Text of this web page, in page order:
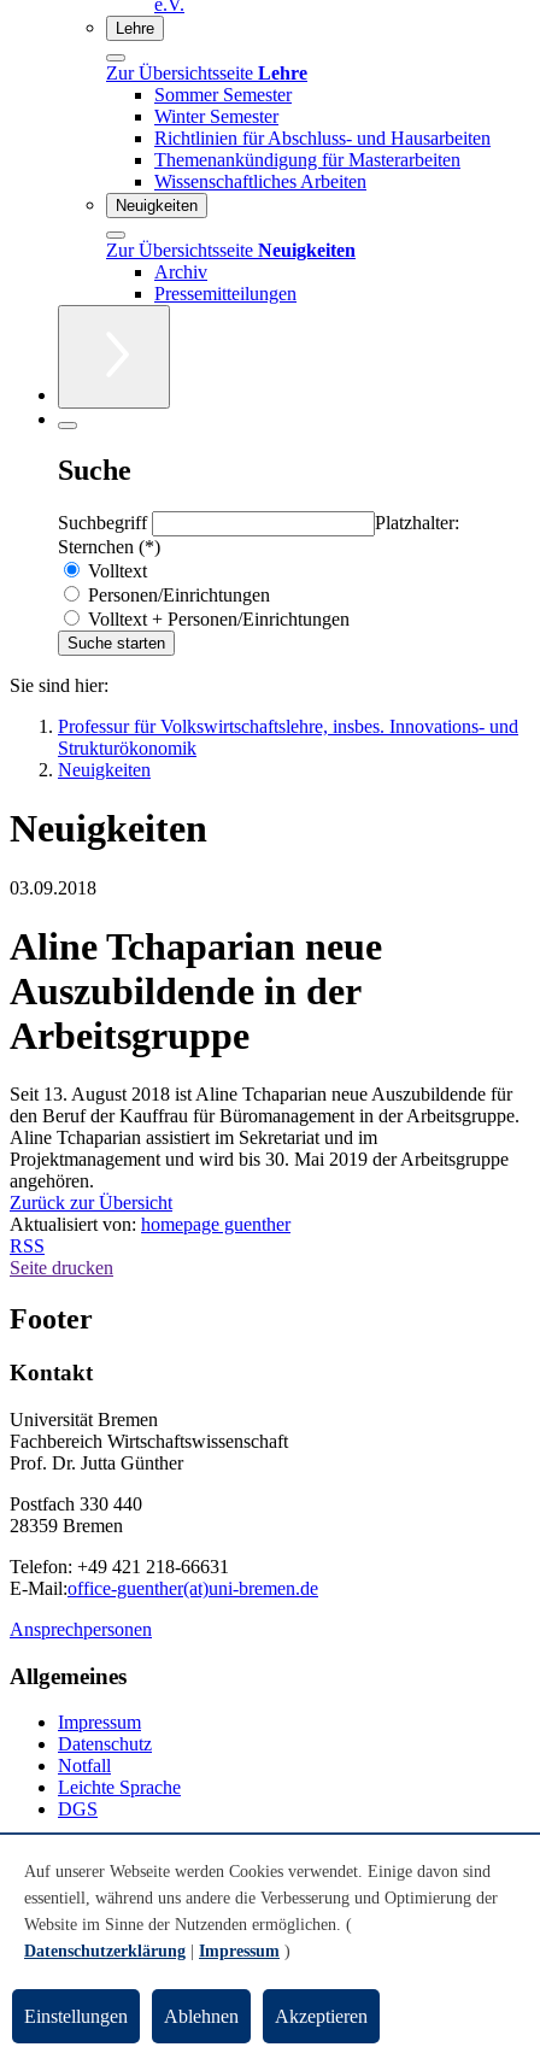
Lehre
Zur Übersichtsseite Lehre
Sommer Semester
Winter Semester
Richtlinien für Abschluss- und Hausarbeiten
Themenankündigung für Masterarbeiten
Wissenschaftliches Arbeiten
Neuigkeiten
Zur Übersichtsseite Neuigkeiten
Archiv
Pressemitteilungen
Suche
Suchbegriff
Platzhalter:
Sternchen (*)
Volltext
Personen/Einrichtungen
Volltext + Personen/Einrichtungen
Sie sind hier:
Professur für Volkswirtschaftslehre, insbes. Innovations- und
Strukturökonomik
Neuigkeiten
Neuigkeiten
03.09.2018
Aline Tchaparian neue
Auszubildende in der
Arbeitsgruppe
Seit 13. August 2018 ist Aline Tchaparian neue Auszubildende für
den Beruf der Kauffrau für Büromanagement in der Arbeitsgruppe.
Aline Tchaparian assistiert im Sekretariat und im
Projektmanagement und wird bis 30. Mai 2019 der Arbeitsgruppe
angehören.
Zurück zur Übersicht
Aktualisiert von: homepage guenther
RSS
Seite drucken
Footer
Kontakt
Universität Bremen
Fachbereich Wirtschaftswissenschaft
Prof. Dr. Jutta Günther
Postfach 330 440
28359 Bremen
Telefon: +49 421 218-66631
E-Mail:office-guenther(at)uni-bremen.de
Ansprechpersonen
Allgemeines
Impressum
Datenschutz
Notfall
Leichte Sprache
DGS
Youtube
Instagram
LinkedIn
© Universität Bremen 2026
Auf unserer Webseite werden Cookies verwendet. Einige davon sind
essentiell, während uns andere die Verbesserung und Optimierung der
Website im Sinne der Nutzenden ermöglichen. (
Datenschutzerklärung
Impressum )
Einstellungen Ablehnen Akzeptieren